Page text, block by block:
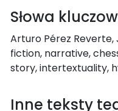
Słowa
Arturo Pérez Reverte,
fiction, narrative,
story, intertextuality,
Inne teksty